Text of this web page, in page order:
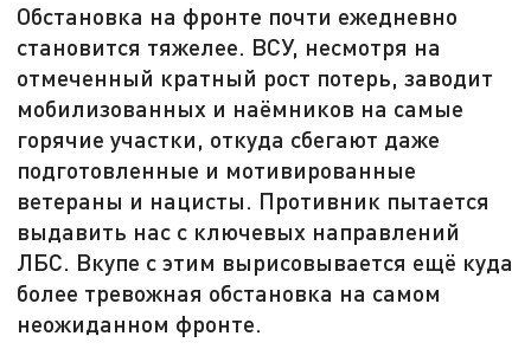
Обстановка на фронте почти ежедневно
становится тяжелее. ВСУ, несмотря на
отмеченный кратный рост потерь, заводит
мобилизованных и наёмников на самые
горячие участки, откуда сбегают даже
подготовленные и мотивированные
ветераны и нацисты. Противник пытается
выдавить нас с ключевых направлений
ЛБС. Вкупе с этим вырисовывается ещё куда
более тревожная обстановка на самом
неожиданном фронте.